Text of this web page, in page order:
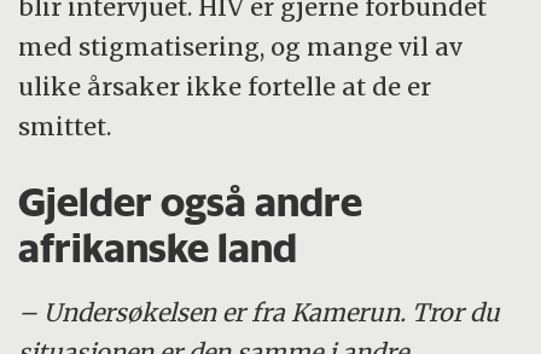
blir intervjuet. HIV er gjerne forbundet
med stigmatisering, og mange vil av
ulike årsaker ikke fortelle at de er
smittet.
Gjelder også andre
afrikanske land
– Undersøkelsen er fra Kamerun. Tror du